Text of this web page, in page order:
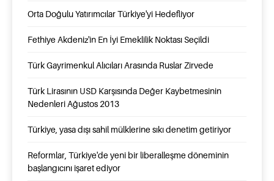
Orta Doğulu Yatırımcılar Türkiye'yi Hedefliyor
Fethiye Akdeniz'in En İyi Emeklilik Noktası Seçildi
Türk Gayrimenkul Alıcıları Arasında Ruslar Zirvede
Türk Lirasının USD Karşısında Değer Kaybetmesinin
Nedenleri Ağustos 2013
Türkiye, yasa dışı sahil mülklerine sıkı denetim getiriyor
Reformlar, Türkiye'de yeni bir liberalleşme döneminin
başlangıcını işaret ediyor